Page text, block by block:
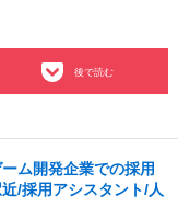
後で読む
ム開発企業での採用
/採用アシスタント/人